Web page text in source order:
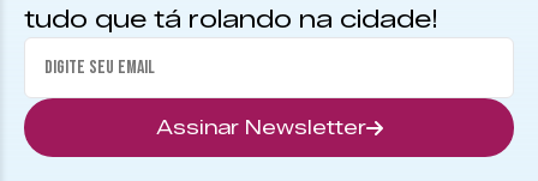
tudo que tá rolando na cidade!
Assinar Newsletter